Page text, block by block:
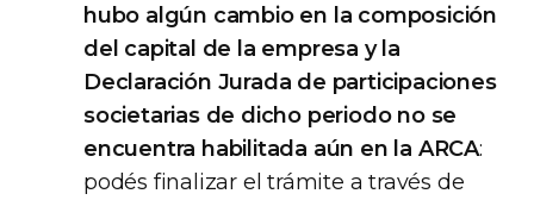
hubo algún cambio en la composición
del capital de la empresa y la
Declaración Jurada de participaciones
societarias de dicho periodo no se
encuentra habilitada aún en la ARCA:
podés finalizar el trámite a través de